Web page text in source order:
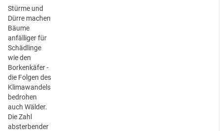
Stürme und
Dürre machen
Bäume
anfälliger für
Schädlinge
wie den
Borkenkäfer -
die Folgen des
Klimawandels
bedrohen
auch Wälder.
Die Zahl
absterbender